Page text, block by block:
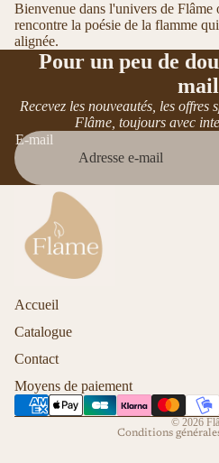
Bienvenue dans l'univers de Flâme
rencontre la poésie de la flamme
alignée.
Pour un peu de
Recevez les nouveautés, les
Flâme, toujours avec
E-mail
Accueil
Catalogue
Contact
Moyens de paiement
© 2026
Conditions
Politique de confidentialité